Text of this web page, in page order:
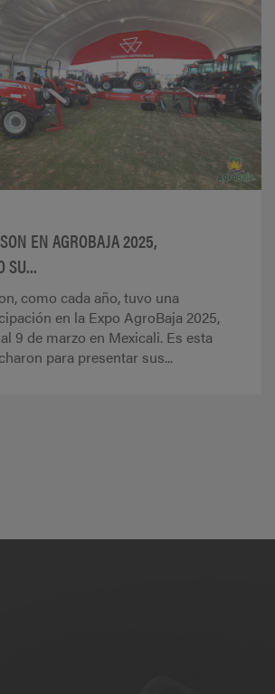
EN AGROBAJA 2025,
SU...
como cada año, tuvo una
en la Expo AgroBaja 2025,
9 de marzo en Mexicali. Es esta
para presentar sus...